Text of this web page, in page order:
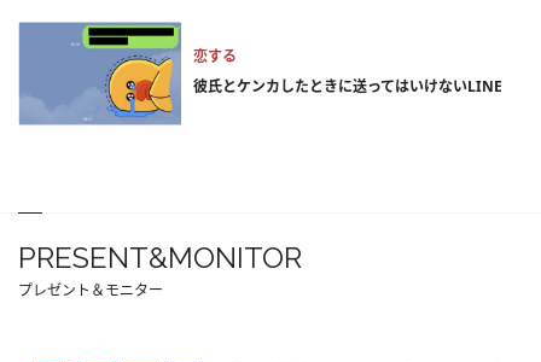
恋する
彼氏とケンカしたときに送ってはいけないLINE
PRESENT&MONITOR
プレゼント＆モニター